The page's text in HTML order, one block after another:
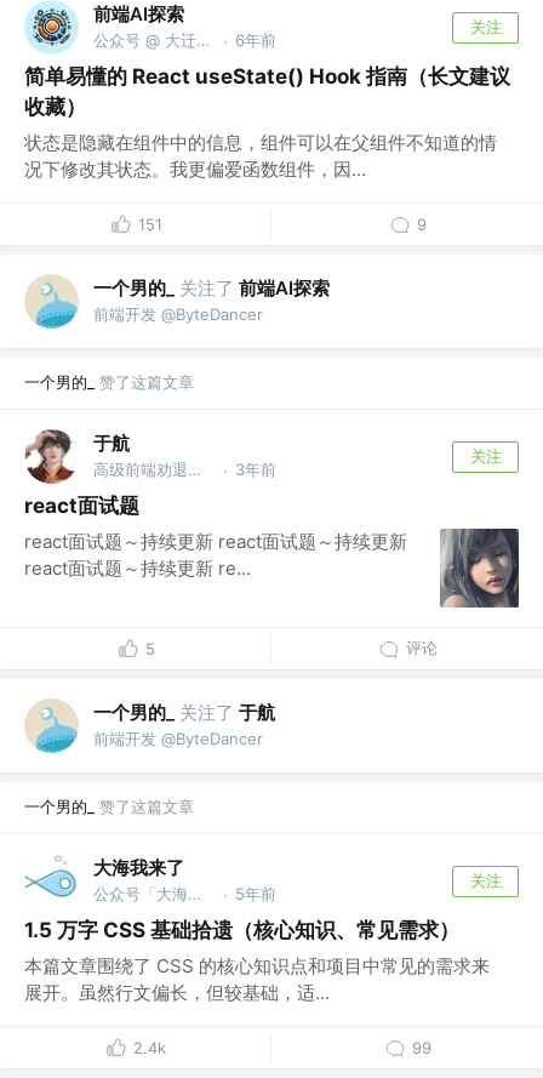
前端AI探索
公众号 @ 大迁世界 · 6年前
关注
简单易懂的 React useState() Hook 指南（长文建议
收藏）
状态是隐藏在组件中的信息，组件可以在父组件不知道的情
况下修改其状态。我更偏爱函数组件，因...
151 9
一个男的_ 关注了 前端AI探索
前端开发 @ByteDancer
一个男的_ 赞了这篇文章
于航
高级前端劝退工程师 @中华保险 · 3年前
关注
react面试题
react面试题～持续更新 react面试题～持续更新
react面试题～持续更新 re...
5 评论
一个男的_ 关注了 于航
前端开发 @ByteDancer
一个男的_ 赞了这篇文章
大海我来了
公众号「大海我来了」 @bm · 5年前
关注
1.5 万字 CSS 基础拾遗（核心知识、常见需求）
本篇文章围绕了 CSS 的核心知识点和项目中常见的需求来
展开。虽然行文偏长，但较基础，适...
2.4k 99